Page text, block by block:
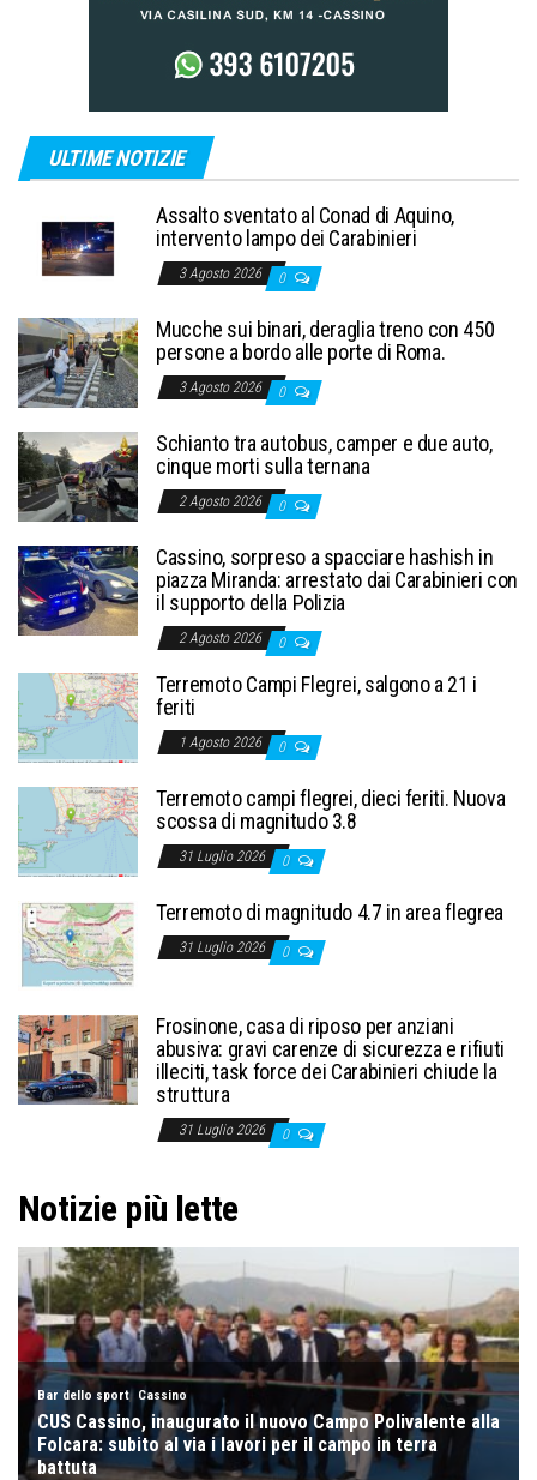
ULTIME NOTIZIE
Assalto sventato al Conad di Aquino,
intervento lampo dei Carabinieri
3 Agosto 2026 0
Mucche sui binari, deraglia treno con 450
persone a bordo alle porte di Roma.
3 Agosto 2026 0
Schianto tra autobus, camper e due auto,
cinque morti sulla ternana
2 Agosto 2026 0
Cassino, sorpreso a spacciare hashish in
piazza Miranda: arrestato dai Carabinieri con
il supporto della Polizia
2 Agosto 2026 0
Terremoto Campi Flegrei, salgono a 21 i
feriti
1 Agosto 2026 0
Terremoto campi flegrei, dieci feriti. Nuova
scossa di magnitudo 3.8
31 Luglio 2026 0
Terremoto di magnitudo 4.7 in area flegrea
31 Luglio 2026 0
Frosinone, casa di riposo per anziani
abusiva: gravi carenze di sicurezza e rifiuti
illeciti, task force dei Carabinieri chiude la
struttura
31 Luglio 2026 0
Notizie più lette